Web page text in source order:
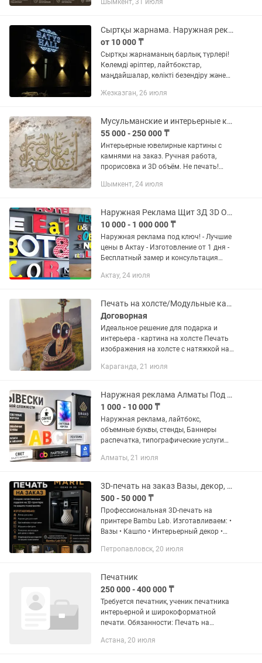
профессиональным оформлением в
Шымкент, 31 июля
Сыртқы жарнама. Наружная реклама
от 10 000 ₸
Сыртқы жарнаманың барлық түрлері!
Көлемді әріптер, лайтбокстар,
маңдайшалар, көлікті безендіру және
тегін! Изготовление наружной
Жезказган, 26 июля
Мусульманские и интерьерные картины на заказ
55 000 - 250 000 ₸
Интерьерные ювелирные картины с
камнями на заказ. Ручная работа,
прорисовка и 3D объём. Не печать!
различных стилях:• современная
Шымкент, 24 июля
Наружная Реклама Щит 3Д 3D Объемные Буквы Рекламный Баннер
10 000 - 1 000 000 ₸
Наружная реклама под ключ! - Лучшие
цены в Актау - Изготовление от 1 дня -
Бесплатный замер и консультация
расчет за 10 минут! Выполняем: -
Актау, 24 июля
Печать на холсте/Модульные картины/ Картины на холсте
Договорная
Идеальное решение для подарка и
интерьера - картина на холсте Печать
изображения на холсте с натяжкой на
технологии печати. Гибкое
решения на...
Караганда, 21 июля
Наружная реклама Алматы Под ключ
1 000 - 10 000 ₸
Наружная реклама, лайтбокс,
объемные буквы, стенды, Баннеры
распечатка, типографические услуги
АЛМАТЫ ПОД КЛЮЧ Создаем рекламу,
24/7,...
Алматы, 21 июля
3D-печать на заказ Вазы, декор, подарки, модели
500 - 50 000 ₸
Профессиональная 3D-печать на
принтере Bambu Lab. Изготавливаем: •
Вазы • Кашпо • Интерьерный декор •
Детали по вашим размерам • Подарки
Петропавловск, 20 июля
Печатник
250 000 - 400 000 ₸
Требуется печатник, ученик печатника
интерьерной и широкоформатной
печати. Обязанности: Печать на
интерьерном принтере Выполнение
Астана, 20 июля